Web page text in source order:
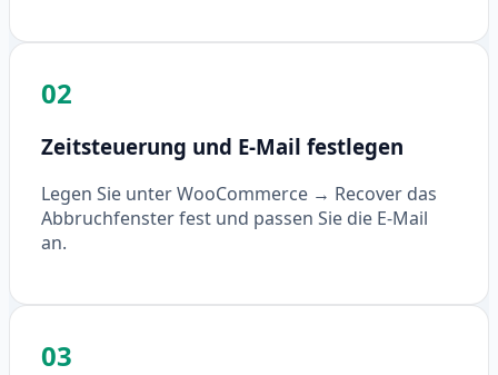
02
Zeitsteuerung und E-Mail festlegen
Legen Sie unter WooCommerce → Recover das
Abbruchfenster fest und passen Sie die E-Mail
an.
03